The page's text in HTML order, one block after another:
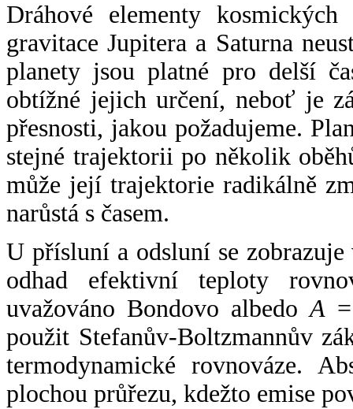
Dráhové elementy
gravitace Jupitera a Saturna
planety jsou platné pro delší
obtížné jejich určení, neboť je
přesnosti, jakou požadujeme.
stejné trajektorii po několik
může její trajektorie radikálně
narůstá s časem.
U přísluní a odsluní se
odhad efektivní teploty
uvažováno Bondovo albedoA
použit Stefanův-Boltzmannův
termodynamické rovnováze.
plochou průřezu, kdežto emise